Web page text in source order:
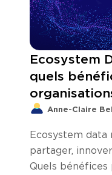
Ecosystem
quels
Anne-Claire
Ecosystem
partager,
Quels